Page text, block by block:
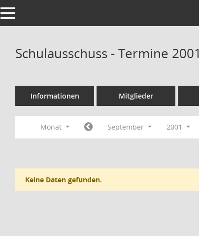
Toggle navigation
Schulausschuss - Termine 2001
Informationen Mitglieder
Monat September 2001
Keine Daten gefunden.